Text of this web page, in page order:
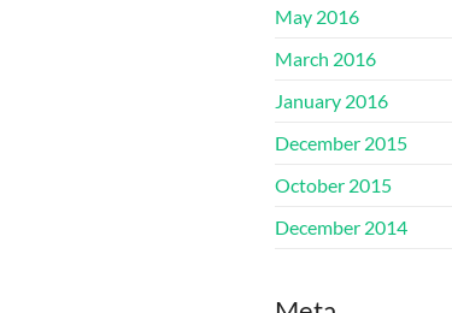
May 2016
March 2016
January 2016
December 2015
October 2015
December 2014